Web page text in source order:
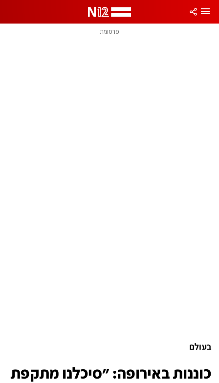
פרסומת
בעולם
כוננות באירופה: "סיכלנו מתקפת